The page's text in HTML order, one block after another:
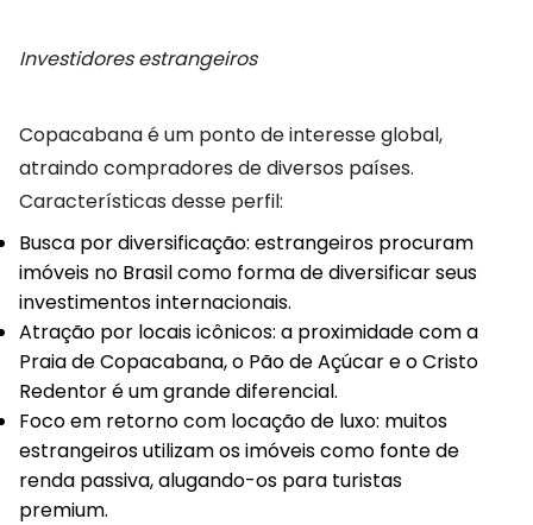
Investidores estrangeiros
Copacabana é um ponto de interesse global,
atraindo compradores de diversos países.
Características desse perfil:
Busca por diversificação: estrangeiros procuram
imóveis no Brasil como forma de diversificar seus
investimentos internacionais.
Atração por locais icônicos: a proximidade com a
Praia de Copacabana, o Pão de Açúcar e o Cristo
Redentor é um grande diferencial.
Foco em retorno com locação de luxo: muitos
estrangeiros utilizam os imóveis como fonte de
renda passiva, alugando-os para turistas
premium.